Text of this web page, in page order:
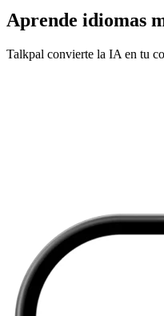
Aprende idiomas
Talkpal convierte la IA en tu